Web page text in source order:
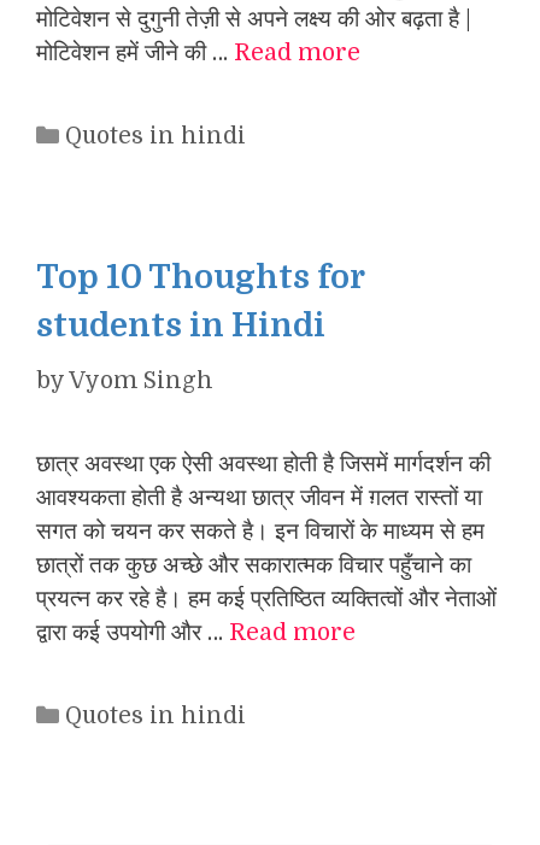
मोटिवेशन से दुगुनी तेज़ी से अपने लक्ष्य की ओर बढ़ता है |
मोटिवेशन हमें जीने की … Read more
Categories
Quotes in hindi
Top 10 Thoughts for
students in Hindi
byVyom Singh
छात्र अवस्था एक ऐसी अवस्था होती है जिसमें मार्गदर्शन की
आवश्यकता होती है अन्यथा छात्र जीवन में ग़लत रास्तों या
सगत को चयन कर सकते है। इन विचारों के माध्यम से हम
छात्रों तक कुछ अच्छे और सकारात्मक विचार पहुँचाने का
प्रयत्न कर रहे है। हम कई प्रतिष्ठित व्यक्तित्वों और नेताओं
द्वारा कई उपयोगी और … Read more
Categories
Quotes in hindi